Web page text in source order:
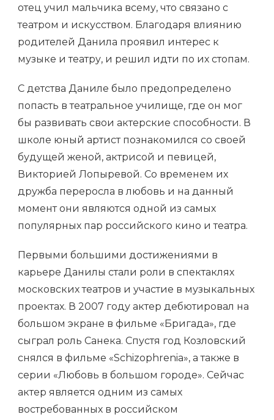
отец учил мальчика всему, что связано с
театром и искусством. Благодаря влиянию
родителей Данила проявил интерес к
музыке и театру, и решил идти по их стопам.
С детства Даниле было предопределено
попасть в театральное училище, где он мог
бы развивать свои актерские способности. В
школе юный артист познакомился со своей
будущей женой, актрисой и певицей,
Викторией Лопыревой. Со временем их
дружба переросла в любовь и на данный
момент они являются одной из самых
популярных пар российского кино и театра.
Первыми большими достижениями в
карьере Данилы стали роли в спектаклях
московских театров и участие в музыкальных
проектах. В 2007 году актер дебютировал на
большом экране в фильме «Бригада», где
сыграл роль Санека. Спустя год Козловский
снялся в фильме «Schizophrenia», а также в
серии «Любовь в большом городе». Сейчас
актер является одним из самых
востребованных в российском